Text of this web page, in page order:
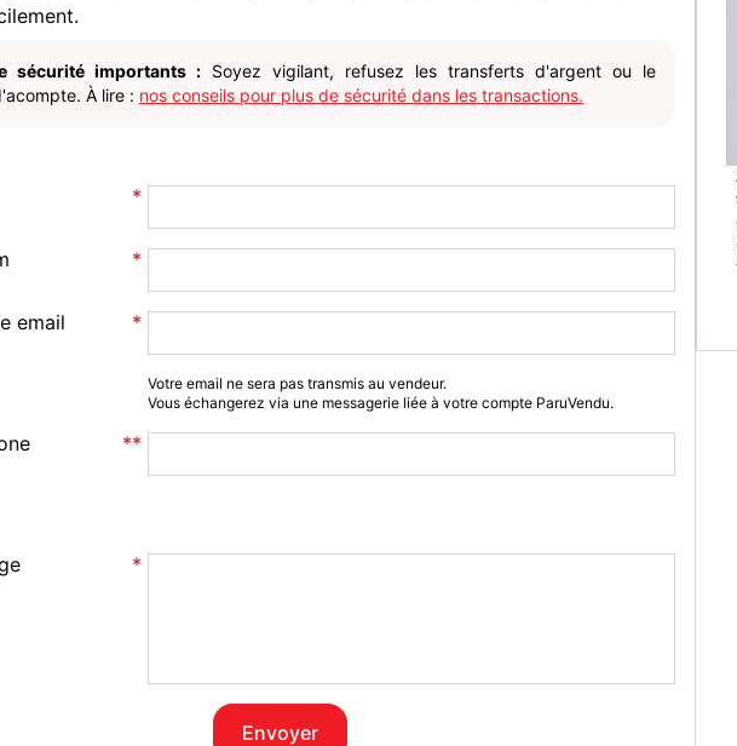
sécurité importants : Soyez vigilant, refusez les transferts d'argent ou le
À lire : nos conseils pour plus de sécurité dans les transactions.
email
Votre email ne sera pas transmis au vendeur.
Vous échangerez via une messagerie liée à votre compte ParuVendu.
Envoyer